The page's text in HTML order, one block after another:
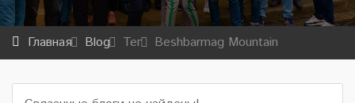
Главная Blog Тег Beshbarmag Mountain